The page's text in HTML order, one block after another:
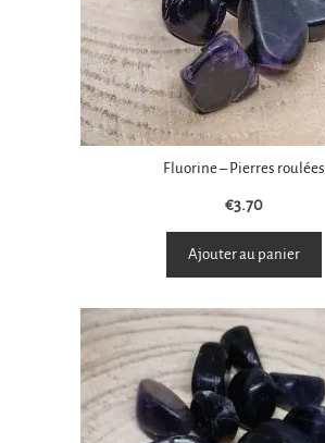
Fluorine – Pierres roulées
€3.70
Ajouter au panier